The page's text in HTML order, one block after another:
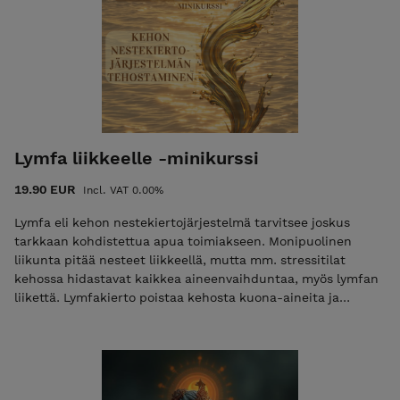
luottamuksen rakentamiseen omaan itseesi. HUOM! Ohje
kurssin sisäänpääsyyn on kuitissa! Lue siis sähköpostiin
saamasi kuitti oston jälkeen. Kurssia varten ei tarvitse
kirjautua sivustolle ja kurssilta saat myös ladattua itsellesi
PDF-tiedoston, jossa on linkit kaikkiin kurssivideoihin. Lue
Lymfa liikkeelle -minikurssi
19.90 EUR Incl. VAT 0.00%
Lymfa eli kehon nestekiertojärjestelmä tarvitsee joskus
tarkkaan kohdistettua apua toimiakseen. Monipuolinen
liikunta pitää nesteet liikkeellä, mutta mm. stressitilat
kehossa hidastavat kaikkea aineenvaihduntaa, myös lymfan
liikettä. Lymfakierto poistaa kehosta kuona-aineita ja
turvotusta ja päänsärkyä. Kurssilla näet helppoja tapoja
vahvistaa lymfan liikettä ja rauhoittaa hermostoa. Kehon
stressitilojen lievittäminen auttaa myös nesteitä virtaamaan